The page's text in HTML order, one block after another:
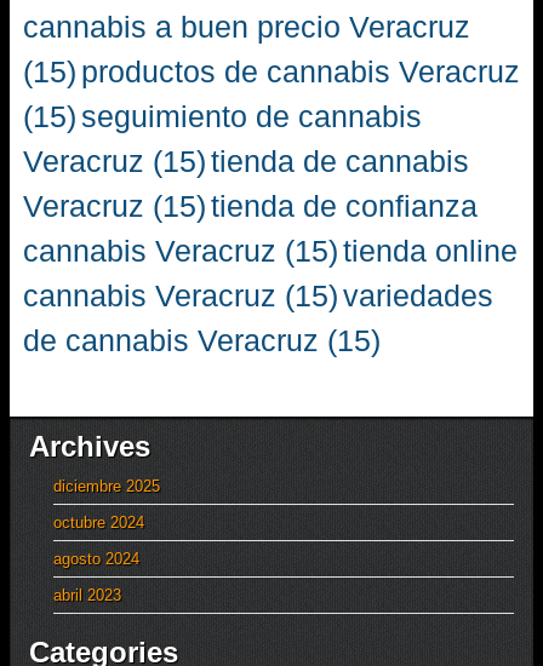
cannabis a buen precio Veracruz
(15) productos de cannabis Veracruz
(15) seguimiento de cannabis
Veracruz (15)tienda de cannabis
Veracruz (15)tienda de confianza
cannabis Veracruz (15)tienda online
cannabis Veracruz (15)variedades
de cannabis Veracruz (15)
Archives
diciembre 2025
octubre 2024
agosto 2024
abril 2023
Categories